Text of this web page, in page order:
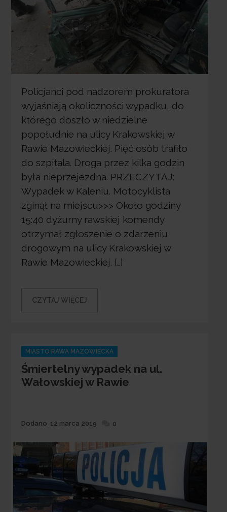
Policjanci pod nadzorem prokuratora
wyjaśniają okoliczności wypadku, do
którego doszło w niedzielne
popołudnie na ulicy Krakowskiej w
Rawie Mazowieckiej. Pięć osób trafiło
do szpitala. Droga przez kilka godzin
była nieprzejezdna. PRZECZYTAJ:
Wypadek w Kaleniu. Motocyklista
zginął na miejscu>>> Około godziny
15:40 dyżurny rawskiej komendy
otrzymał zgłoszenie o zdarzeniu
drogowym na ulicy Krakowskiej w
Rawie Mazowieckiej. […]
CZYTAJ WIĘCEJ
Categories
MIASTO RAWA MAZOWIECKA
Śmiertelny wypadek na ul.
Wałowskiej w Rawie
Dodane
Dodano 12 marca 2019 0